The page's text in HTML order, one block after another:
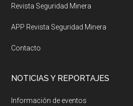
Revista Seguridad Minera
APP Revista Seguridad Minera
Contacto
NOTICIAS Y REPORTAJES
Información de eventos